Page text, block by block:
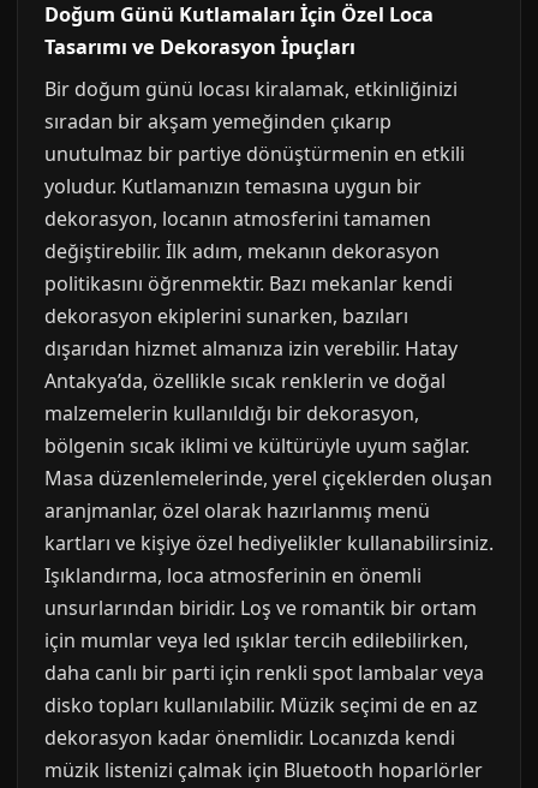
Doğum Günü Kutlamaları İçin Özel Loca
Tasarımı ve Dekorasyon İpuçları
Bir doğum günü locası kiralamak, etkinliğinizi
sıradan bir akşam yemeğinden çıkarıp
unutulmaz bir partiye dönüştürmenin en etkili
yoludur. Kutlamanızın temasına uygun bir
dekorasyon, locanın atmosferini tamamen
değiştirebilir. İlk adım, mekanın dekorasyon
politikasını öğrenmektir. Bazı mekanlar kendi
dekorasyon ekiplerini sunarken, bazıları
dışarıdan hizmet almanıza izin verebilir. Hatay
Antakya’da, özellikle sıcak renklerin ve doğal
malzemelerin kullanıldığı bir dekorasyon,
bölgenin sıcak iklimi ve kültürüyle uyum sağlar.
Masa düzenlemelerinde, yerel çiçeklerden oluşan
aranjmanlar, özel olarak hazırlanmış menü
kartları ve kişiye özel hediyelikler kullanabilirsiniz.
Işıklandırma, loca atmosferinin en önemli
unsurlarından biridir. Loş ve romantik bir ortam
için mumlar veya led ışıklar tercih edilebilirken,
daha canlı bir parti için renkli spot lambalar veya
disko topları kullanılabilir. Müzik seçimi de en az
dekorasyon kadar önemlidir. Locanızda kendi
müzik listenizi çalmak için Bluetooth hoparlörler